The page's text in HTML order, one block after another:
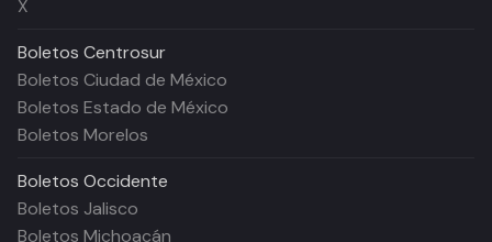
X
Boletos Centrosur
Boletos Ciudad de México
Boletos Estado de México
Boletos Morelos
Boletos Occidente
Boletos Jalisco
Boletos Michoacán